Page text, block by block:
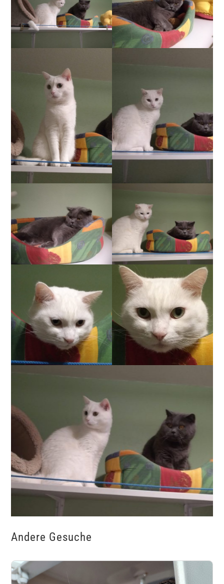
Andere Gesuche